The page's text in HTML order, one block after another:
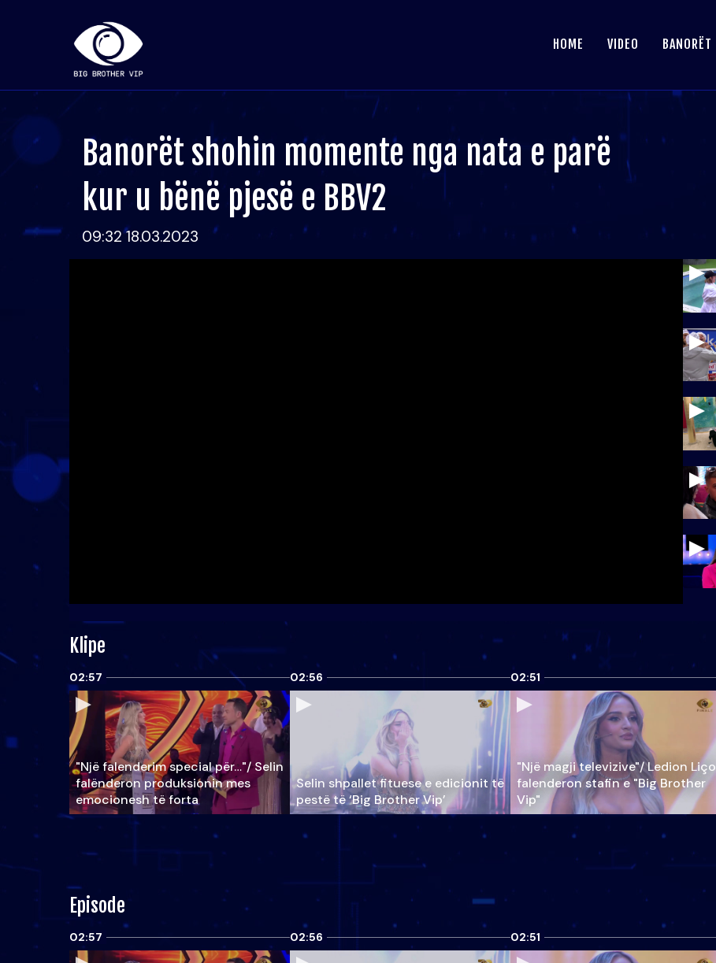
HOME VIDEO BANORËT
Banorët shohin momente nga nata e parë
kur u bënë pjesë e BBV2
09:32 18.03.2023
Klipe
02:57
"Një falenderim special për…"/ Selin
falënderon produksionin mes
emocionesh të forta
02:56
Selin shpallet fituese e edicionit të
pestë të ‘Big Brother Vip’
02:51
"Një magji televizive"/ Ledion Liço
falenderon stafin e "Big Brother
Vip"
Episode
02:57 02:56 02:51